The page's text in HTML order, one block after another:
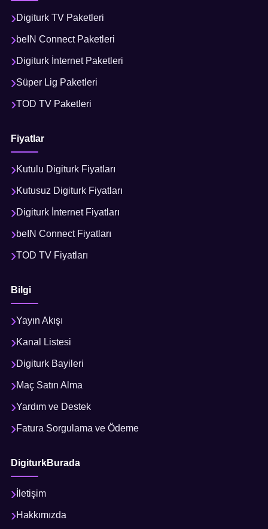
Digiturk TV Paketleri
beIN Connect Paketleri
Digiturk İnternet Paketleri
Süper Lig Paketleri
TOD TV Paketleri
Fiyatlar
Kutulu Digiturk Fiyatları
Kutusuz Digiturk Fiyatları
Digiturk İnternet Fiyatları
beIN Connect Fiyatları
TOD TV Fiyatları
Bilgi
Yayın Akışı
Kanal Listesi
Digiturk Bayileri
Maç Satın Alma
Yardım ve Destek
Fatura Sorgulama ve Ödeme
DigiturkBurada
İletişim
Hakkımızda